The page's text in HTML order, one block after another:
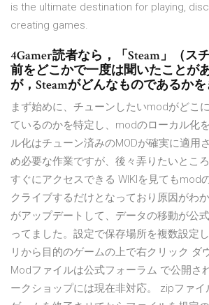
is the ultimate destination for playing,
creating games.
4Gamer読者なら，「Steam」（ス
前をどこかで一度は聞いたことが
が，Steamがどんなものであるか
まず始めに、チューンしたいmodがどこ
ているのかを特定し、modのローカル化
ル化はチューン済みのMODが確実に適用
め必要な作業ですが、後々弄りたいとこ
すぐにアクセスできる WIKIを見てもmod
クライブするだけとなっており原因がわ
がアップデートして、データの移動が公
ってました。設定で保存場所を複数設定
リから目的のゲームの上で右クリック ダ
Modファイルは公式フォーラム で公開さ
ークショップには現在非対応。 zipファイ